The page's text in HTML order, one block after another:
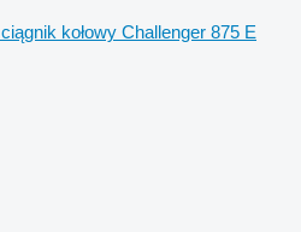
ciągnik kołowy Challenger 875 E